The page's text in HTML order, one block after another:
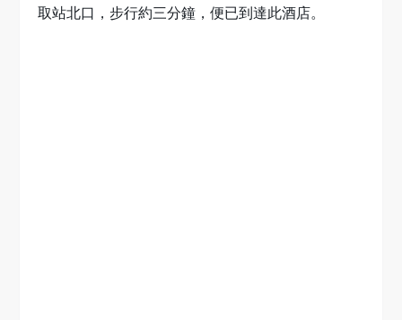
取站北口，步行約三分鐘，便已到達此酒店。